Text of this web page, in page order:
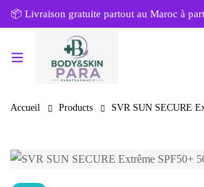
📦 Livraison gratuite partout au Maroc à
Accueil Products SVR SUN SECURE